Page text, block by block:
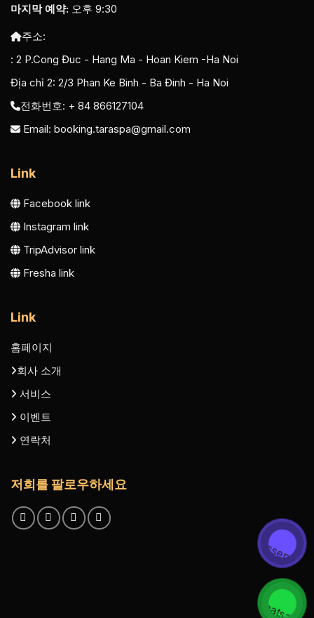
마지막 예약: 오후 9:30
주소:
: 2 P.Cong Đuc - Hang Ma - Hoan Kiem -Ha Noi
Địa chỉ 2: 2/3 Phan Ke Binh - Ba Đinh - Ha Noi
전화번호: + 84 866127104
Email: booking.taraspa@gmail.com
Link
Facebook link
Instagram link
TripAdvisor link
Fresha link
Link
홈페이지
회사 소개
서비스
이벤트
연락처
저희를 팔로우하세요